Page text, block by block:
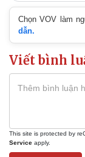
eSports
Hậu trường
Chọn VOV làm
dẫn.
Viết bình
This site is protected by
Service apply.